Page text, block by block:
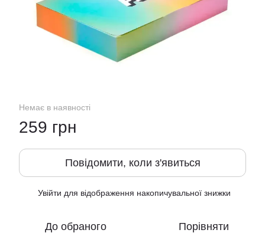
Немає в наявності
259 грн
Повідомити, коли з'явиться
Увійти для відображення накопичувальної знижки
До обраного Порівняти